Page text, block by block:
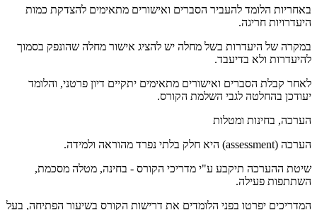
באחריות הלומד להעביר הסברים ואישורים מתאימים להצדקת כמות
היעדרויות חריגה.
במקרה של היעדרות בשל מחלה יש להציג אישור מחלה שהונפק בסמוך
להיעדרות ולא בדיעבד.
לאחר קבלת הסברים ואישורים מתאימים יתקיים דיון פרטני, והלומד
יעודכן בהחלטה לגבי השלמת הקורס.
הערכה, בחינות ומטלות
הערכה (assessment) היא חלק בלתי נפרד מהוראה ולמידה.
שיטת ההערכה תיקבע ע"י מדריכי הקורס - בחינה, מטלה מסכמת,
השתתפות פעילה.
המדריכים יפרטו בפני הלומדים את דרישות הקורס בשיעור הפתיחה, בעל